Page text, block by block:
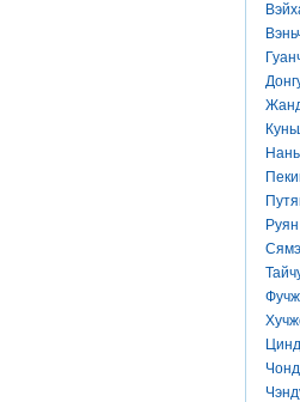
Руян